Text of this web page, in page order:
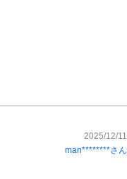
2025/12/11
man********さん